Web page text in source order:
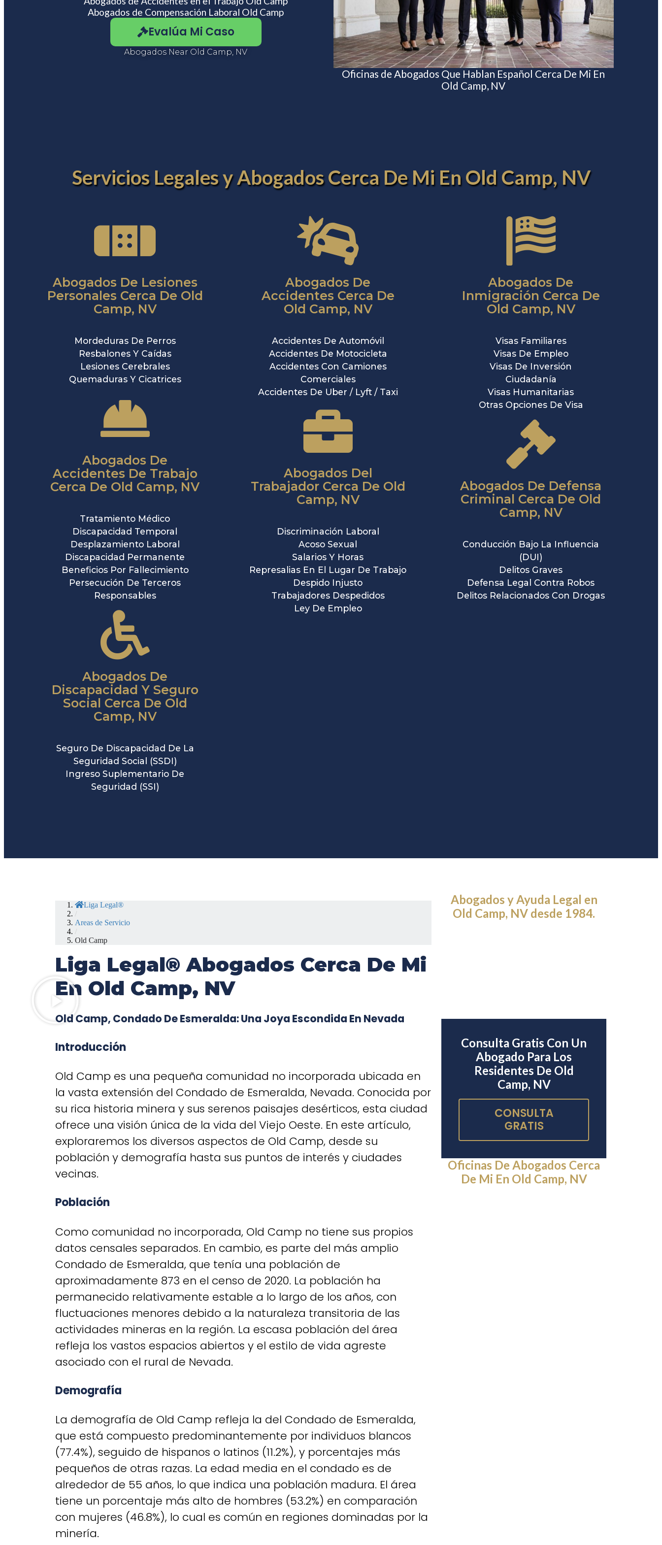
Abogados de Compensación Laboral Old Camp
Evalúa Mi Caso
Abogados Near Old Camp, NV
Oficinas de Abogados Que Hablan Español Cerca De Mi En
Old Camp, NV
Servicios Legales y Abogados Cerca De Mi En Old Camp, NV
Abogados De Lesiones
Personales Cerca De Old
Camp, NV
Mordeduras De Perros
Resbalones Y Caídas
Lesiones Cerebrales
Quemaduras Y Cicatrices
Abogados De
Accidentes De Trabajo
Cerca De Old Camp, NV
Tratamiento Médico
Discapacidad Temporal
Desplazamiento Laboral
Discapacidad Permanente
Beneficios Por Fallecimiento
Persecución De Terceros
Responsables
Abogados De
Discapacidad Y Seguro
Social Cerca De Old
Camp, NV
Seguro De Discapacidad De La
Seguridad Social (SSDI)
Ingreso Suplementario De
Seguridad (SSI)
Abogados De
Accidentes Cerca De
Old Camp, NV
Accidentes De Automóvil
Accidentes De Motocicleta
Accidentes Con Camiones
Comerciales
Accidentes De Uber / Lyft / Taxi
Abogados Del
Trabajador Cerca De Old
Camp, NV
Discriminación Laboral
Acoso Sexual
Salarios Y Horas
Represalias En El Lugar De Trabajo
Despido Injusto
Trabajadores Despedidos
Ley De Empleo
Abogados De
Inmigración Cerca De
Old Camp, NV
Visas Familiares
Visas De Empleo
Visas De Inversión
Ciudadanía
Visas Humanitarias
Otras Opciones De Visa
Abogados De Defensa
Criminal Cerca De Old
Camp, NV
Conducción Bajo La Influencia
(DUI)
Delitos Graves
Defensa Legal Contra Robos
Delitos Relacionados Con Drogas
Liga Legal®
/
Areas de Servicio
/
Old Camp
Liga Legal® Abogados Cerca De Mi
En Old Camp, NV
Old Camp, Condado De Esmeralda: Una Joya Escondida En Nevada
Introducción
Old Camp es una pequeña comunidad no incorporada ubicada en
la vasta extensión del Condado de Esmeralda, Nevada. Conocida por
su rica historia minera y sus serenos paisajes desérticos, esta ciudad
ofrece una visión única de la vida del Viejo Oeste. En este artículo,
exploraremos los diversos aspectos de Old Camp, desde su
población y demografía hasta sus puntos de interés y ciudades
vecinas.
Población
Como comunidad no incorporada, Old Camp no tiene sus propios
datos censales separados. En cambio, es parte del más amplio
Condado de Esmeralda, que tenía una población de
aproximadamente 873 en el censo de 2020. La población ha
permanecido relativamente estable a lo largo de los años, con
fluctuaciones menores debido a la naturaleza transitoria de las
actividades mineras en la región. La escasa población del área
refleja los vastos espacios abiertos y el estilo de vida agreste
asociado con el rural de Nevada.
Demografía
La demografía de Old Camp refleja la del Condado de Esmeralda,
que está compuesto predominantemente por individuos blancos
(77.4%), seguido de hispanos o latinos (11.2%), y porcentajes más
pequeños de otras razas. La edad media en el condado es de
alrededor de 55 años, lo que indica una población madura. El área
tiene un porcentaje más alto de hombres (53.2%) en comparación
con mujeres (46.8%), lo cual es común en regiones dominadas por la
minería.
Abogados y Ayuda Legal en
Old Camp, NV desde 1984.
Consulta Gratis Con Un
Abogado Para Los
Residentes De Old
Camp, NV
CONSULTA
GRATIS
Oficinas De Abogados Cerca
De Mi En Old Camp, NV